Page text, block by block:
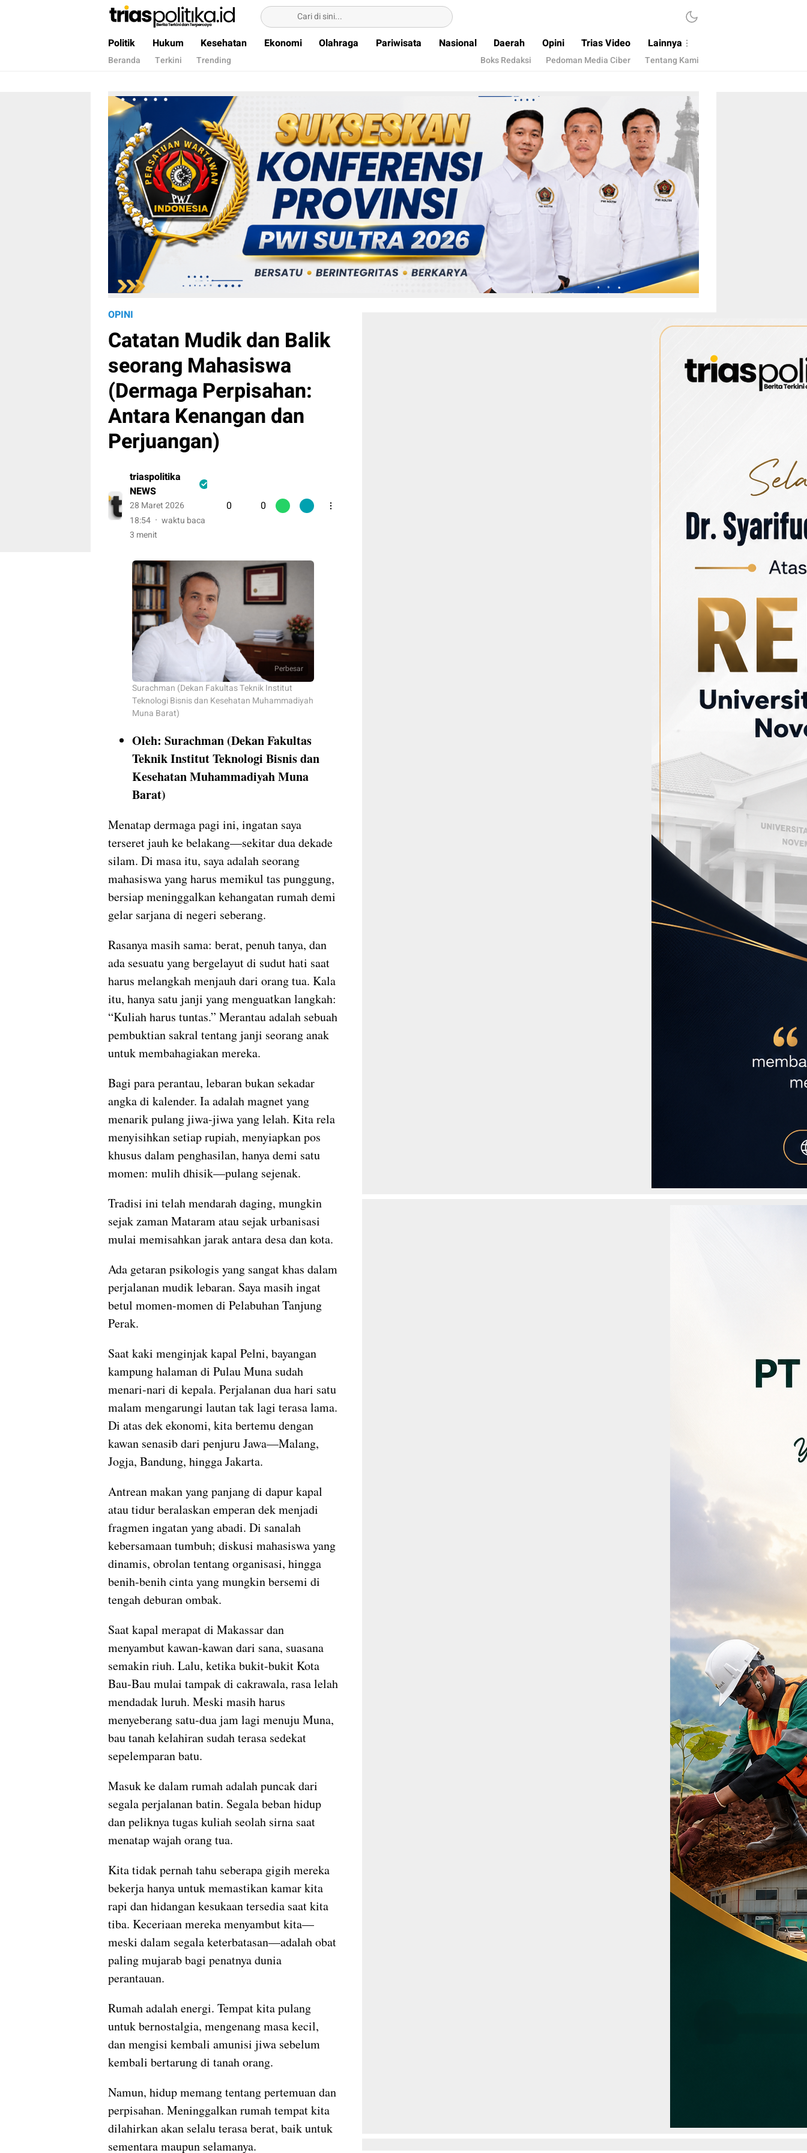
Berita Terkini & Terpercaya
Politik Hukum Kesehatan Ekonomi Olahraga Pariwisata Nasional Daerah Opini Trias Video Lainnya
Beranda Terkini Trending Boks Redaksi Pedoman Media Ciber Tentang Kami
OPINI
Catatan Mudik dan Balik
seorang Mahasiswa
(Dermaga Perpisahan:
Antara Kenangan dan
Perjuangan)
triaspolitika
NEWS
28 Maret 2026
18:54
waktu baca
3 menit
0 0
Perbesar
Surachman (Dekan Fakultas Teknik Institut
Teknologi Bisnis dan Kesehatan Muhammadiyah
Muna Barat)
Oleh: Surachman (Dekan Fakultas
Teknik Institut Teknologi Bisnis dan
Kesehatan Muhammadiyah Muna
Barat)
Menatap dermaga pagi ini, ingatan saya
terseret jauh ke belakang—sekitar dua dekade
silam. Di masa itu, saya adalah seorang
mahasiswa yang harus memikul tas punggung,
bersiap meninggalkan kehangatan rumah demi
gelar sarjana di negeri seberang.
Rasanya masih sama: berat, penuh tanya, dan
ada sesuatu yang bergelayut di sudut hati saat
harus melangkah menjauh dari orang tua. Kala
itu, hanya satu janji yang menguatkan langkah:
“Kuliah harus tuntas.” Merantau adalah sebuah
pembuktian sakral tentang janji seorang anak
untuk membahagiakan mereka.
Bagi para perantau, lebaran bukan sekadar
angka di kalender. Ia adalah magnet yang
menarik pulang jiwa-jiwa yang lelah. Kita rela
menyisihkan setiap rupiah, menyiapkan pos
khusus dalam penghasilan, hanya demi satu
momen: mulih dhisik—pulang sejenak.
Tradisi ini telah mendarah daging, mungkin
sejak zaman Mataram atau sejak urbanisasi
mulai memisahkan jarak antara desa dan kota.
Ada getaran psikologis yang sangat khas dalam
perjalanan mudik lebaran. Saya masih ingat
betul momen-momen di Pelabuhan Tanjung
Perak.
Saat kaki menginjak kapal Pelni, bayangan
kampung halaman di Pulau Muna sudah
menari-nari di kepala. Perjalanan dua hari satu
malam mengarungi lautan tak lagi terasa lama.
Di atas dek ekonomi, kita bertemu dengan
kawan senasib dari penjuru Jawa—Malang,
Jogja, Bandung, hingga Jakarta.
Antrean makan yang panjang di dapur kapal
atau tidur beralaskan emperan dek menjadi
fragmen ingatan yang abadi. Di sanalah
kebersamaan tumbuh; diskusi mahasiswa yang
dinamis, obrolan tentang organisasi, hingga
benih-benih cinta yang mungkin bersemi di
tengah deburan ombak.
Saat kapal merapat di Makassar dan
menyambut kawan-kawan dari sana, suasana
semakin riuh. Lalu, ketika bukit-bukit Kota
Bau-Bau mulai tampak di cakrawala, rasa lelah
mendadak luruh. Meski masih harus
menyeberang satu-dua jam lagi menuju Muna,
bau tanah kelahiran sudah terasa sedekat
sepelemparan batu.
Masuk ke dalam rumah adalah puncak dari
segala perjalanan batin. Segala beban hidup
dan peliknya tugas kuliah seolah sirna saat
menatap wajah orang tua.
Kita tidak pernah tahu seberapa gigih mereka
bekerja hanya untuk memastikan kamar kita
rapi dan hidangan kesukaan tersedia saat kita
tiba. Keceriaan mereka menyambut kita—
meski dalam segala keterbatasan—adalah obat
paling mujarab bagi penatnya dunia
perantauan.
Rumah adalah energi. Tempat kita pulang
untuk bernostalgia, mengenang masa kecil,
dan mengisi kembali amunisi jiwa sebelum
kembali bertarung di tanah orang.
Namun, hidup memang tentang pertemuan dan
perpisahan. Meninggalkan rumah tempat kita
dilahirkan akan selalu terasa berat, baik untuk
sementara maupun selamanya.